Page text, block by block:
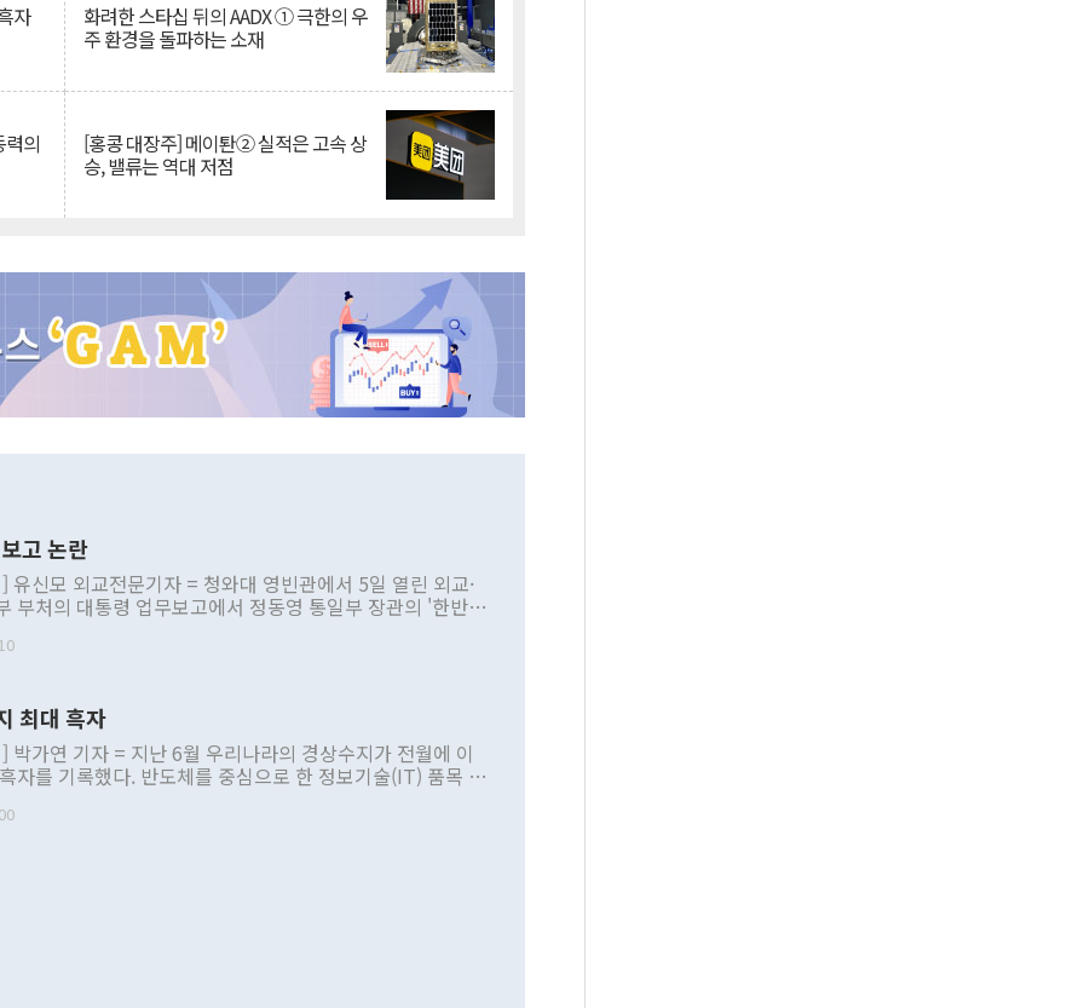
자 화려한 스타십 뒤의 AADX ① 극한의 우
주 환경을 돌파하는 소재
의 [홍콩 대장주] 메이퇀② 실적은 고속 상
승, 밸류는 역대 저점
고 논란
유신모 외교전문기자 = 청와대 영빈관에서 5일 열린 외교·
부처의 대통령 업무보고에서 정동영 통일부 장관의 '한반도
부 내 조율을 거치지 않은 사안을 정책으로 추진하겠다고 공
근거한 비현실적 구상'이라는 비판을 내놨다. 그동안 정 장
관련 발언이 물의를 빚은 적은 여러 번 있지만 대통령과 유
공개적으로 부정적 입장을 표명한 것은 이례적이다. 정 장
북 접근법과 월권을 제어해야 한다는 목소리도 높아지고 있
최대 흑자
박가연 기자 = 지난 6월 우리나라의 경상수지가 전월에 이
자를 기록했다. 반도체를 중심으로 한 정보기술(IT) 품목 수
르